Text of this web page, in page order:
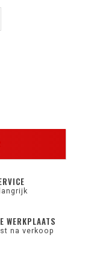
WERKPLAATS
na verkoop